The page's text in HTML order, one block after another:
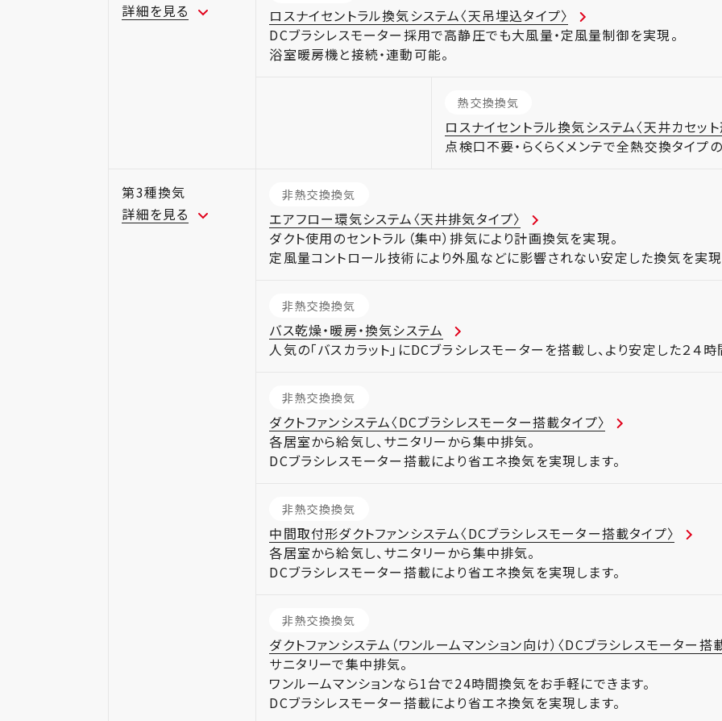
詳細を見る
ロスナイセントラル換気システム〈天吊埋込タイプ〉
DCブラシレスモーター採用で高静圧でも大風量・定風量制御を実現。
浴室暖房機と接続・連動可能。
熱交換換気
ロスナイセントラル換気システム〈天井カセット
点検口不要・らくらくメンテで全熱交換タイプ
第3種換気
詳細を見る
非熱交換換気
エアフロー環気システム〈天井排気タイプ〉
ダクト使用のセントラル（集中）排気により計画換気を実現。
定風量コントロール技術により外風などに影響されない安定した換気を実現
非熱交換換気
バス乾燥・暖房・換気システム
人気の「バスカラット」にDCブラシレスモーターを搭載し、より安定した２４
非熱交換換気
ダクトファンシステム〈DCブラシレスモーター搭載タイプ〉
各居室から給気し、サニタリーから集中排気。
DCブラシレスモーター搭載により省エネ換気を実現します。
非熱交換換気
中間取付形ダクトファンシステム〈DCブラシレスモーター搭載タイプ〉
各居室から給気し、サニタリーから集中排気。
DCブラシレスモーター搭載により省エネ換気を実現します。
非熱交換換気
ダクトファンシステム（ワンルームマンション向け）〈DCブラシレスモーター搭
サニタリーで集中排気。
ワンルームマンションなら1台で24時間換気をお手軽にできます。
DCブラシレスモーター搭載により省エネ換気を実現します。